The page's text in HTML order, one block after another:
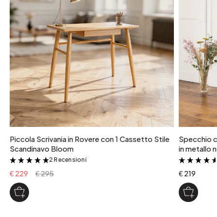
28 kg
colore
Nero
Piccola Scrivania in Rovere con 1 Cassetto Stile
Scandinavo Bloom
&
2 Recensioni
€ 229 € 295
Specchio
in metallo
€ 219